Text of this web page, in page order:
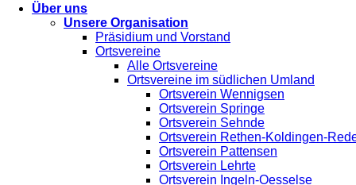
Über uns
Unsere Organisation
Präsidium und Vorstand
Ortsvereine
Alle Ortsvereine
Ortsvereine im südlichen Umland
Ortsverein Wennigsen
Ortsverein Springe
Ortsverein Sehnde
Ortsverein Rethen-Koldingen-
Ortsverein Pattensen
Ortsverein Lehrte
Ortsverein Ingeln-Oesselse